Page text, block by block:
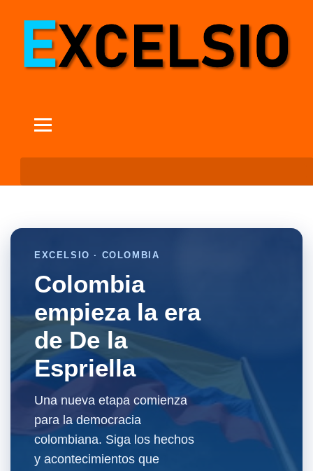
EXCELSIO · COLOMBIA
Colombia
empieza la era
de De la
Espriella
Una nueva etapa comienza
para la democracia
colombiana. Siga los hechos
y acontecimientos que